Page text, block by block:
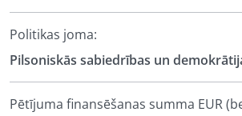
Politikas joma:
Pilsoniskās sabiedrības un
Pētījuma finansēšanas summa EUR